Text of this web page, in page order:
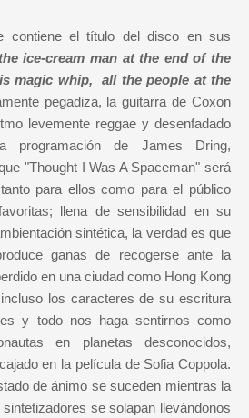
contiene el título del disco en sus
ice-cream man at the end of the
magic whip, all the people at the
pegadiza, la guitarra de Coxon
levemente reggae y desenfadado
programación de James Dring,
"Thought I Was A Spaceman" será
para ellos como para el público
llena de sensibilidad en su
sintética, la verdad es que
ganas de recogerse ante la
en una ciudad como Hong Kong
los caracteres de su escritura
y todo nos haga sentirnos como
en planetas desconocidos,
en la película de Sofia Coppola.
de ánimo se suceden mientras la
se solapan llevándonos